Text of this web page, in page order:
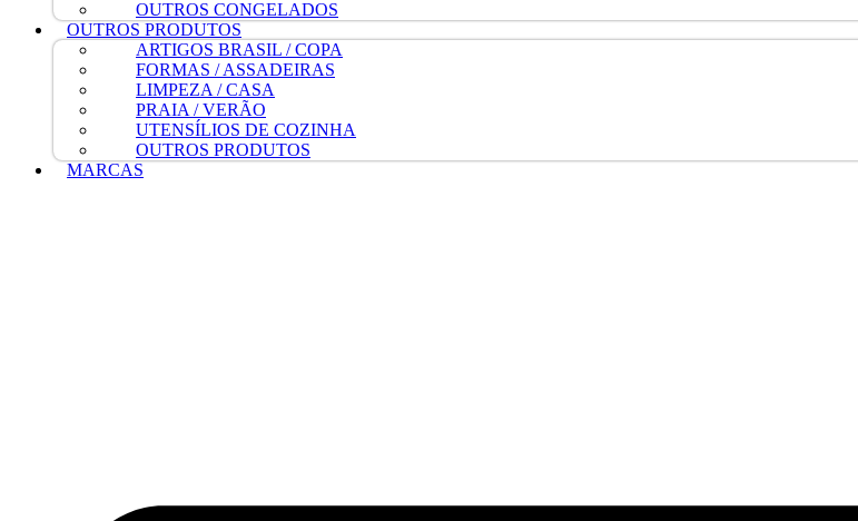
OUTROS CONGELADOS
OUTROS PRODUTOS
ARTIGOS BRASIL / COPA
FORMAS / ASSADEIRAS
LIMPEZA / CASA
PRAIA / VERÃO
UTENSÍLIOS DE COZINHA
OUTROS PRODUTOS
MARCAS